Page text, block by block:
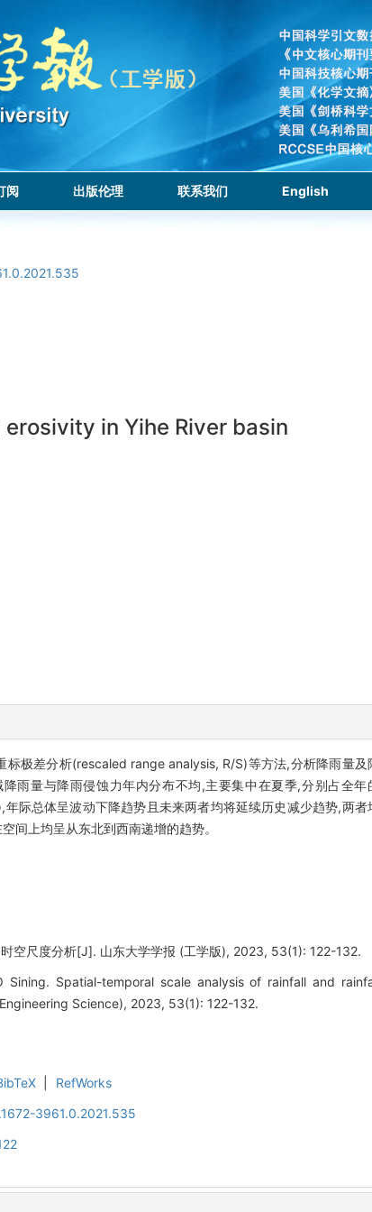
阅 出版伦理 联系我们 English
in Yihe River basin
极差分析(rescaled range analysis, R/S)等方法,分析降雨量及
雨量与降雨侵蚀力年内分布不均,主要集中在夏季,分别占全年
年际总体呈波动下降趋势且未来两者均将延续历史减少趋势,两者
间上均呈从东北到西南递增的趋势。
空尺度分析[J]. 山东大学学报 (工学版), 2023, 53(1): 122-132.
Sining. Spatial-temporal scale analysis of rainfall and
Science), 2023, 53(1): 122-132.
RefWorks
3961.0.2021.535